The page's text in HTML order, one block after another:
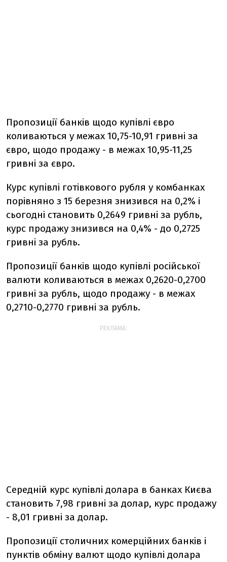
Пропозиції банків щодо купівлі євро
коливаються у межах 10,75-10,91 гривні за
євро, щодо продажу - в межах 10,95-11,25
гривні за євро.
Курс купівлі готівкового рубля у комбанках
порівняно з 15 березня знизився на 0,2% і
сьогодні становить 0,2649 гривні за рубль,
курс продажу знизився на 0,4% - до 0,2725
гривні за рубль.
Пропозиції банків щодо купівлі російської
валюти коливаються в межах 0,2620-0,2700
гривні за рубль, щодо продажу - в межах
0,2710-0,2770 гривні за рубль.
РЕКЛАМА:
Середній курс купівлі долара в банках Києва
становить 7,98 гривні за долар, курс продажу
- 8,01 гривні за долар.
Пропозиції столичних комерційних банків і
пунктів обміну валют щодо купівлі долара